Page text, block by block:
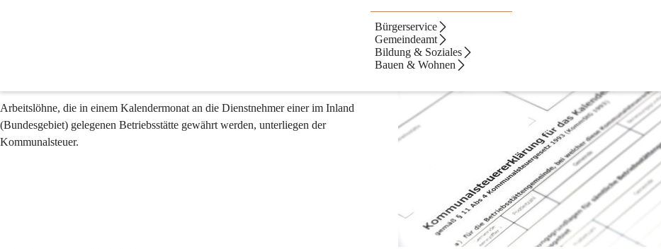
Bürgerservice
Gemeindeamt
Bildung & Soziales
Bauen & Wohnen
Arbeitslöhne, die in einem Kalendermonat an die Dienstnehmer einer im Inland
(Bundesgebiet) gelegenen Betriebsstätte gewährt werden, unterliegen der
Kommunalsteuer.